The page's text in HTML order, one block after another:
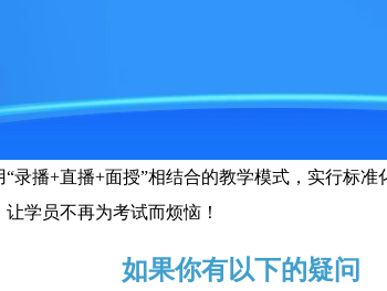
“录播+直播+面授”相结合的教学模式，实行标
学员不再为考试而烦恼！
如果你有以下的疑问